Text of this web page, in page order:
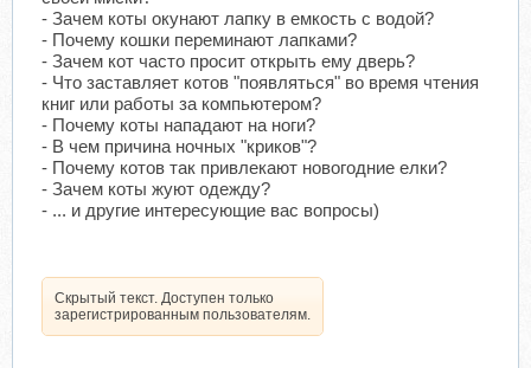
- Зачем коты окунают лапку в емкость с водой?
- Почему кошки переминают лапками?
- Зачем кот часто просит открыть ему дверь?
- Что заставляет котов "появляться" во время чтения
книг или работы за компьютером?
- Почему коты нападают на ноги?
- В чем причина ночных "криков"?
- Почему котов так привлекают новогодние елки?
- Зачем коты жуют одежду?
- ... и другие интересующие вас вопросы)
Скрытый текст. Доступен только
зарегистрированным пользователям.